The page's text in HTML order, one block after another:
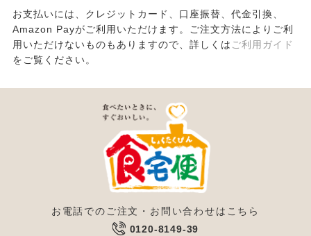
お支払いには、クレジットカード、口座振替、代金引換、
Amazon Payがご利用いただけます。ご注文方法によりご利
用いただけないものもありますので、詳しくは ご利用ガイド
をご覧ください。
お電話でのご注文・お問い合わせはこちら
0120-8149-39